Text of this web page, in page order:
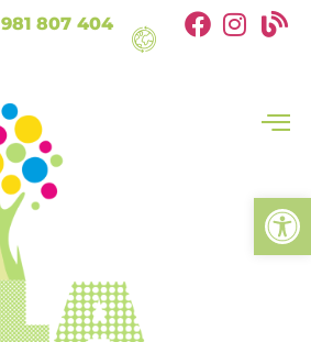
Abrir
981 807 404